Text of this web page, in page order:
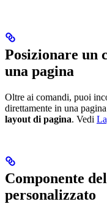
Posizionare un
una pagina
Oltre ai comandi, puoi
direttamente in una
layout di pagina. Vedi
Componente
personalizzato